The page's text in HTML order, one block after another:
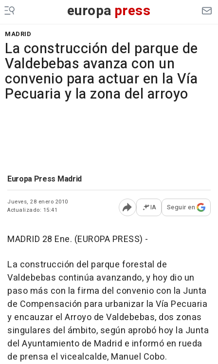
europa press
MADRID
La construcción del parque de
Valdebebas avanza con un
convenio para actuar en la Vía
Pecuaria y la zona del arroyo
Europa Press Madrid
Jueves, 28 enero 2010
Actualizado: 15:41
Abrir opciones para
IA Seguir en
MADRID 28 Ene. (EUROPA PRESS) -
La construcción del parque forestal de
Valdebebas continúa avanzando, y hoy dio un
paso más con la firma del convenio con la Junta
de Compensación para urbanizar la Vía Pecuaria
y encauzar el Arroyo de Valdebebas, dos zonas
singulares del ámbito, según aprobó hoy la Junta
del Ayuntamiento de Madrid e informó en rueda
de prensa el vicealcalde, Manuel Cobo.